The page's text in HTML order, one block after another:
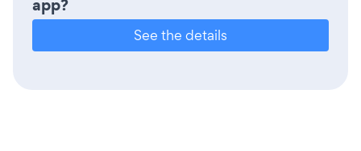
app?
See the details